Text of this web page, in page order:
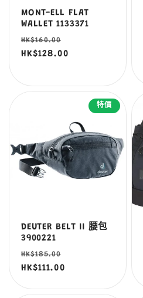
MONT-ELL FLAT
WALLET 1133371
定
價
HK$160.00
價
HK$128.00
特價
DEUTER BELT II 腰包
3900221
定
價
HK$185.00
HK$111.00